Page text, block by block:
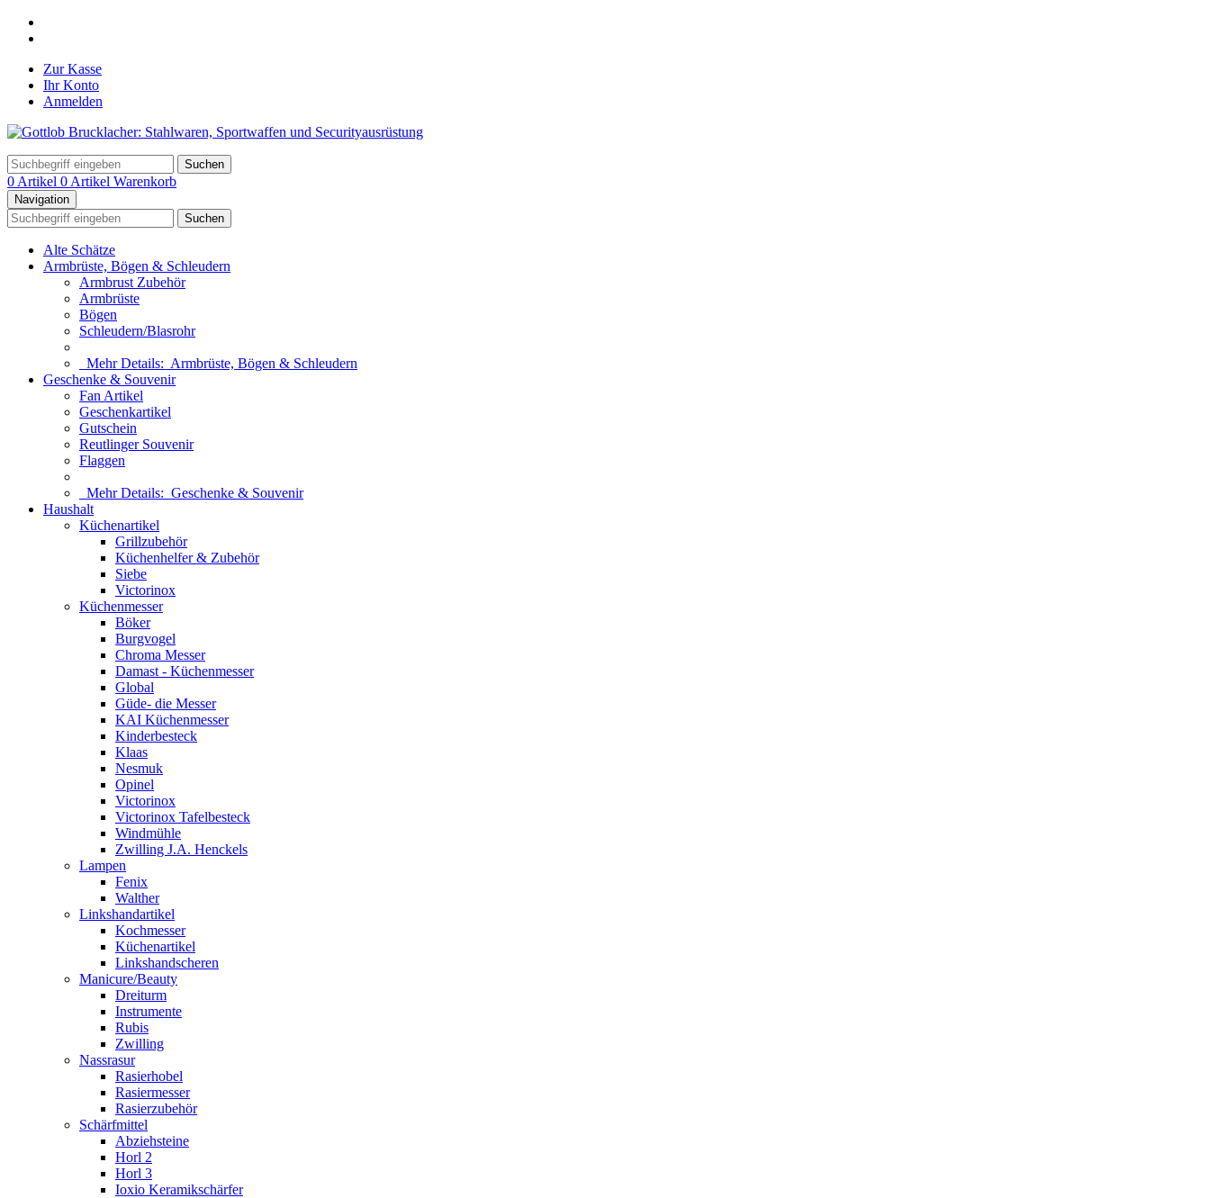
Zur Kasse
Ihr Konto
Anmelden
Suchen
0 Artikel 0 Artikel Warenkorb
Navigation
Suchen
Alte Schätze
Armbrüste, Bögen & Schleudern
Armbrust Zubehör
Armbrüste
Bögen
Schleudern/Blasrohr
Mehr Details: Armbrüste, Bögen & Schleudern
Geschenke & Souvenir
Fan Artikel
Geschenkartikel
Gutschein
Reutlinger Souvenir
Flaggen
Mehr Details: Geschenke & Souvenir
Haushalt
Küchenartikel
Grillzubehör
Küchenhelfer & Zubehör
Siebe
Victorinox
Küchenmesser
Böker
Burgvogel
Chroma Messer
Damast - Küchenmesser
Global
Güde- die Messer
KAI Küchenmesser
Kinderbesteck
Klaas
Nesmuk
Opinel
Victorinox
Victorinox Tafelbesteck
Windmühle
Zwilling J.A. Henckels
Lampen
Fenix
Walther
Linkshandartikel
Kochmesser
Küchenartikel
Linkshandscheren
Manicure/Beauty
Dreiturm
Instrumente
Rubis
Zwilling
Nassrasur
Rasierhobel
Rasiermesser
Rasierzubehör
Schärfmittel
Abziehsteine
Horl 2
Horl 3
Ioxio Keramikschärfer